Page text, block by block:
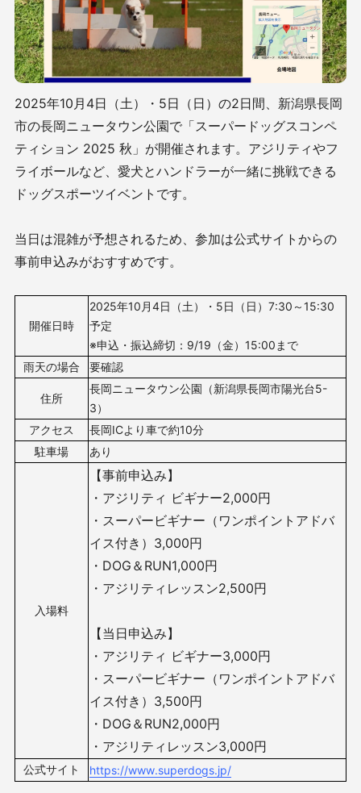
2025年10月4日（土）・5日（日）の2日間、新潟県長岡
市の長岡ニュータウン公園で「スーパードッグスコンペ
ティション 2025 秋」が開催されます。アジリティやフ
ライボールなど、愛犬とハンドラーが一緒に挑戦できる
ドッグスポーツイベントです。
当日は混雑が予想されるため、参加は公式サイトからの
事前申込みがおすすめです。
開催日時
2025年10月4日（土）・5日（日）7:30～15:30
予定
※申込・振込締切：9/19（金）15:00まで
雨天の場合
要確認
住所
長岡ニュータウン公園（新潟県長岡市陽光台5-
3）
アクセス
長岡ICより車で約10分
駐車場
あり
入場料
【事前申込み】
・アジリティ ビギナー2,000円
・スーパービギナー（ワンポイントアドバ
イス付き）3,000円
・DOG＆RUN1,000円
・アジリティレッスン2,500円
【当日申込み】
・アジリティ ビギナー3,000円
・スーパービギナー（ワンポイントアドバ
イス付き）3,500円
・DOG＆RUN2,000円
・アジリティレッスン3,000円
公式サイト https://www.superdogs.jp/